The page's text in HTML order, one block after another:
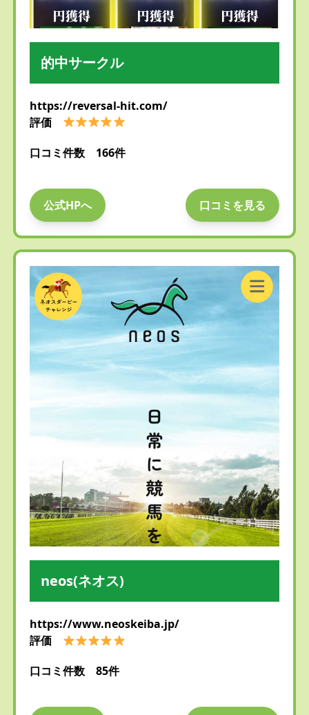
的中サークル
https://reversal-hit.com/
評価
口コミ件数 166件
公式HPへ 口コミを見る
neos(ネオス)
https://www.neoskeiba.jp/
評価
口コミ件数 85件